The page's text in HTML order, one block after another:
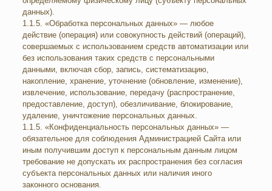
данных).
1.1.5. «Обработка персональных данных» — любое
действие (операция) или совокупность действий (операций),
совершаемых с использованием средств автоматизации или
без использования таких средств с персональными
данными, включая сбор, запись, систематизацию,
накопление, хранение, уточнение (обновление, изменение),
извлечение, использование, передачу (распространение,
предоставление, доступ), обезличивание, блокирование,
удаление, уничтожение персональных данных.
1.1.5. «Конфиденциальность персональных данных» —
обязательное для соблюдения Администрацией Сайта или
иным получившим доступ к персональным данным лицом
требование не допускать их распространения без согласия
субъекта персональных данных или наличия иного
законного основания.